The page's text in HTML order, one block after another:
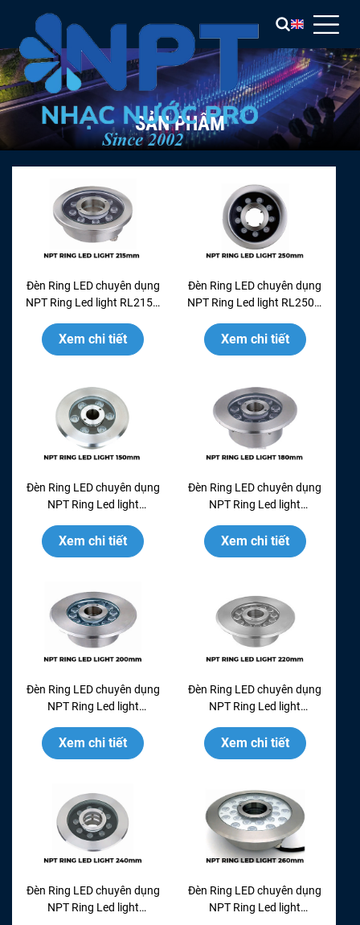
SẢN PHẨM
Đèn Ring LED chuyên dụng
NPT Ring Led light RL215G
Xem chi tiết
Đèn Ring LED chuyên dụng
NPT Ring Led light RL250G
Xem chi tiết
Đèn Ring LED chuyên dụng
NPT Ring Led light
Xem chi tiết
Đèn Ring LED chuyên dụng
NPT Ring Led light
Xem chi tiết
Đèn Ring LED chuyên dụng
NPT Ring Led light
Xem chi tiết
Đèn Ring LED chuyên dụng
NPT Ring Led light
Xem chi tiết
Đèn Ring LED chuyên dụng
NPT Ring Led light
Đèn Ring LED chuyên dụng
NPT Ring Led light